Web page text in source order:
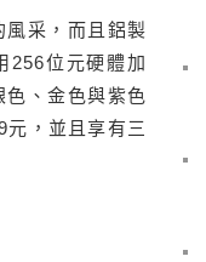
采，而且鋁製
256位元硬體加
、金色與紫色
，並且享有三